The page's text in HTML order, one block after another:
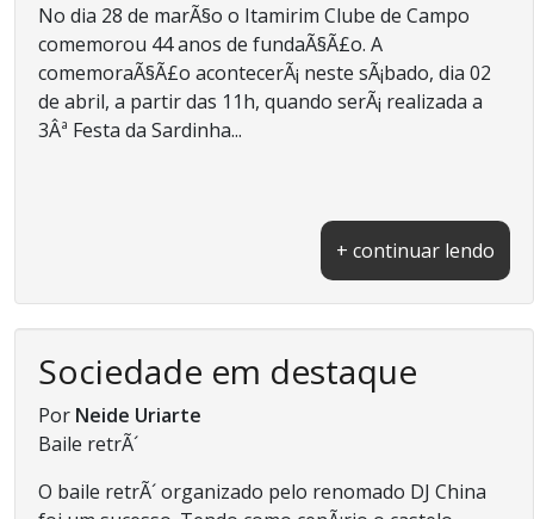
No dia 28 de marÃ§o o Itamirim Clube de Campo
comemorou 44 anos de fundaÃ§Ã£o. A
comemoraÃ§Ã£o acontecerÃ¡ neste sÃ¡bado, dia 02
de abril, a partir das 11h, quando serÃ¡ realizada a
3Âª Festa da Sardinha...
+ continuar lendo
Sociedade em destaque
Por Neide Uriarte
Baile retrÃ´
O baile retrÃ´ organizado pelo renomado DJ China